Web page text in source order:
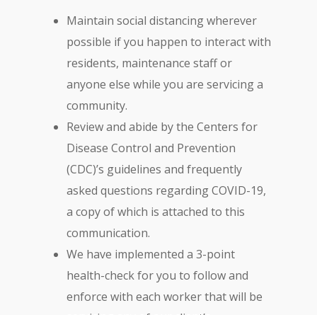
Maintain social distancing wherever
possible if you happen to interact with
residents, maintenance staff or
anyone else while you are servicing a
community.
Review and abide by the Centers for
Disease Control and Prevention
(CDC)’s guidelines and frequently
asked questions regarding COVID-19,
a copy of which is attached to this
communication.
We have implemented a 3-point
health-check for you to follow and
enforce with each worker that will be